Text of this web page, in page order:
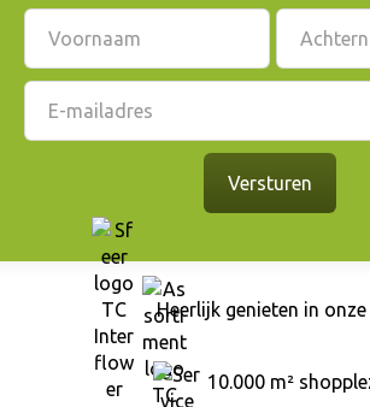
Heerlijk genieten in
10.000 m²